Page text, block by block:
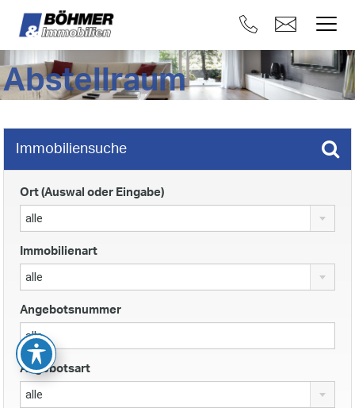
Abstellraum
Immobiliensuche
Ort (Auswal oder Eingabe)
alle
Immobilienart
alle
Angebotsnummer
Angebotsart
alle